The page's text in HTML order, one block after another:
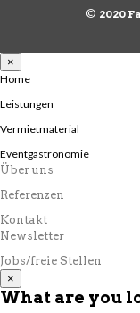
© 2020
×
Home
Leistungen
Vermietmaterial
Eventgastronomie
Über uns
Referenzen
Kontakt
Newsletter
Jobs/freie Stellen
×
What are you